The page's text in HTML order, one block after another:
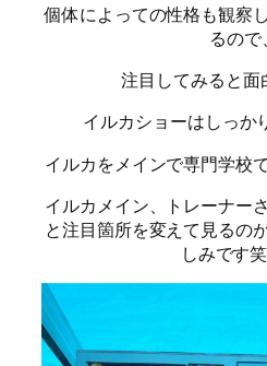
個体によっての性格も観察
るので、
注目してみると面
イルカショーはしっか
イルカをメインで専門学校
イルカメイン、トレーナー
と注目箇所を変えて見るの
しみです笑